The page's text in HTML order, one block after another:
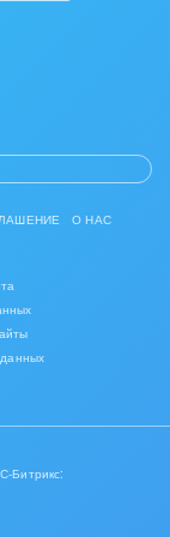
О НАС
Битрикс: